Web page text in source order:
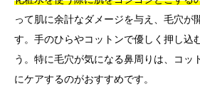
って肌に余計なダメージを与え、毛穴が
す。手のひらやコットンで優しく押し込
う。特に毛穴が気になる鼻周りは、コッ
にケアするのがおすすめです。